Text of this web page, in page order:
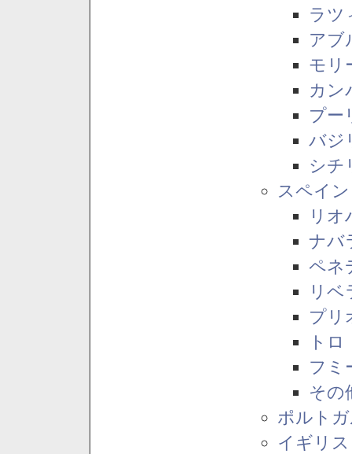
ラツ
アブ
モリ
カン
プー
バジ
シチ
スペイン
リオ
ナバ
ペネ
リベ
プリ
トロ
フミ
その
ポルト
イギリス